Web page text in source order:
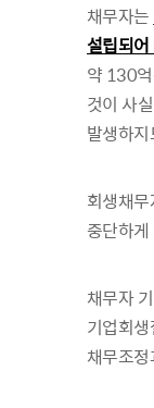
채무자는
설립되
약 130
것이 사
발생하
회생채
중단하
채무자
기업회
채무조